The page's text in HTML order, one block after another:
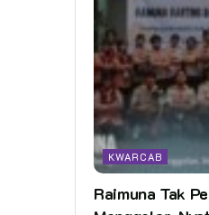
KWARCAB
Raimuna Tak